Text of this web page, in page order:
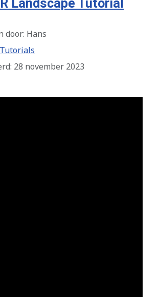
Landscape Tutorial
door: Hans
Tutorials
28 november 2023